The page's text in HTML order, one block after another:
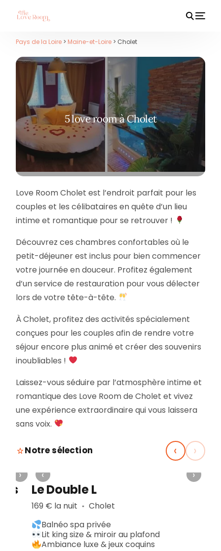
Pays de la Loire > Maine-et-Loire > Cholet
5 love room à Cholet
Love Room Cholet est l’endroit parfait pour les
couples et les célibataires en quête d’un lieu
intime et romantique pour se retrouver !
Découvrez ces chambres confortables où le
petit-déjeuner est inclus pour bien commencer
votre journée en douceur. Profitez également
d’un service de restauration pour vous délecter
lors de votre tête-à-tête.
À Cholet, profitez des activités spécialement
conçues pour les couples afin de rendre votre
séjour encore plus animé et créer des souvenirs
inoubliables !
Laissez-vous séduire par l’atmosphère intime et
romantique des Love Room de Cholet et vivez
une expérience extraordinaire qui vous laissera
sans voix.
Notre sélection ‹ ›
› ‹ ›
Le Double L
169 € la nuit ▪︎ Cholet
Balnéo spa privée
Lit king size & miroir au plafond
Ambiance luxe & jeux coquins